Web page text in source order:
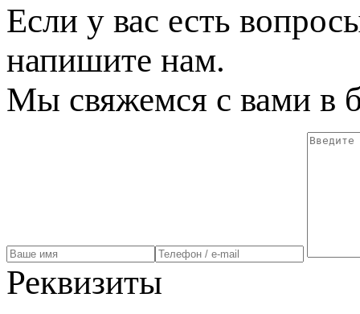
Если у вас есть
напишите нам.
Мы свяжемся с вами в
Реквизиты